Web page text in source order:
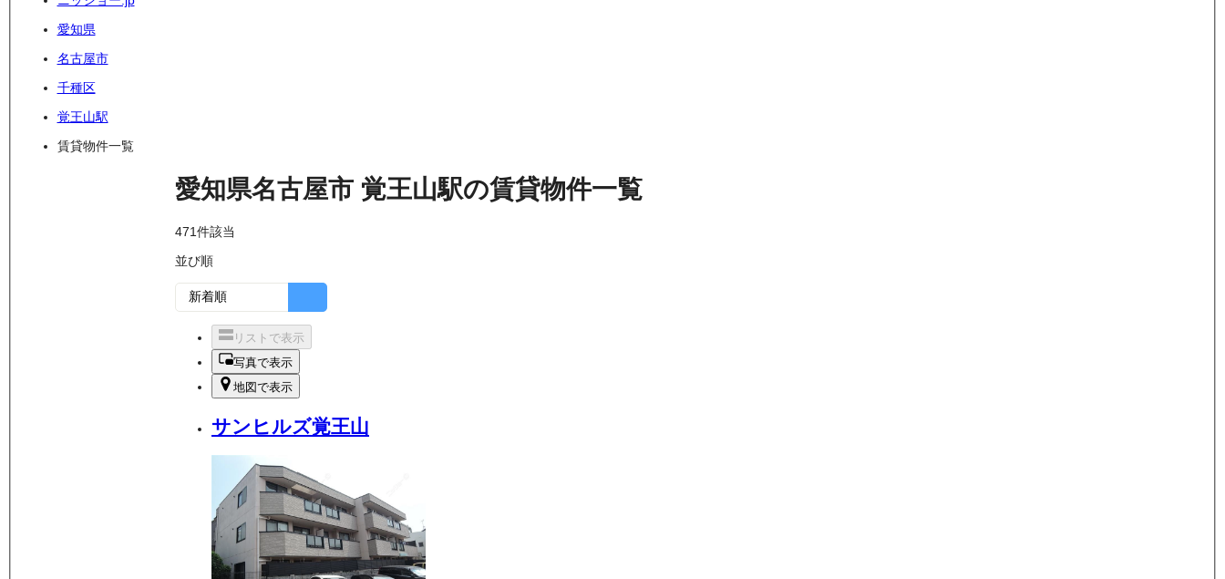
愛知県
名古屋市
千種区
覚王山駅
賃貸物件一覧
愛知県名古屋市 覚王山駅の賃貸物件一覧
471件該当
並び順
リストで表示
写真で表示
地図で表示
サンヒルズ覚王山